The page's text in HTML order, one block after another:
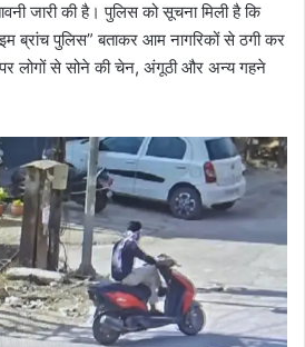
जारी की है। पुलिस को सूचना मिली है कि
ब्रांच पुलिस” बताकर आम नागरिकों से ठगी कर
लोगों से सोने की चेन, अंगूठी और अन्य गहने